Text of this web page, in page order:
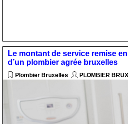
Le montant de service remise
d’un plombier agrée bruxelles
Plombier Bruxelles PLOMBIER